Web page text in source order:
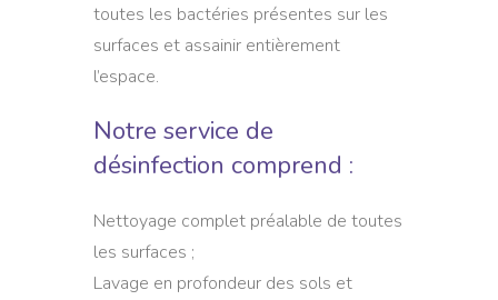
toutes les bactéries présentes sur les
surfaces et assainir entièrement
l’espace.
Notre service de
désinfection comprend :
Nettoyage complet préalable de toutes
les surfaces ;
Lavage en profondeur des sols et